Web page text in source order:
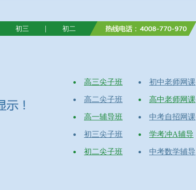
初三 | 初二
高三尖子班 初中老师网课
高二尖子班 高中老师网课
高一辅导班 中考自招网课
初三尖子班 学考冲A辅导
初二尖子班 中考数学辅导